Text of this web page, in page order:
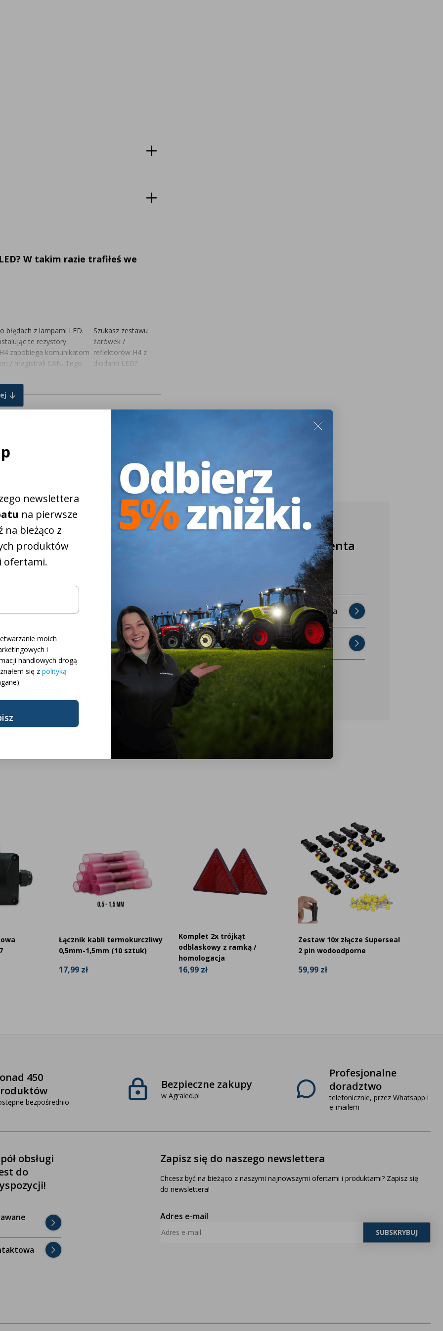
W takim razie trafiłeś we
z lampami LED.
te rezystory
zapobiega komunikatom
/ magistrali CAN. Tego
Rezystor jest
Szukasz zestawu
żarówek /
reflektorów H4 z
diodami LED?
znajdziesz
do
konfiguracji
marek
Nasza obsługa klienta
jest do Twojej
Najczęściej zadawane pytania
Skontaktuj się z nami
Łącznik kabli termokurczliwy
0,5mm-1,5mm (10 sztuk)
17,99 zł
Komplet 2x trójkąt
odblaskowy z ramką /
homologacja
16,99 zł
Zestaw 10x złącze Superseal
2 pin wodoodporne
59,99 zł
450
bezpośrednio
Bezpieczne zakupy
w Agraled.pl
Profesjonalne
doradztwo
telefonicznie, przez Whatsapp i
e-mailem
obsługi
do
Zapisz się do naszego newslettera
Chcesz być na bieżąco z naszymi najnowszymi ofertami i produktami? Zapisz się
do newslettera!
Adres e-mail
newslettera
na pierwsze
na bieżąco z
produktów
ofertami.
moich
i
handlowych drogą
się z polityką